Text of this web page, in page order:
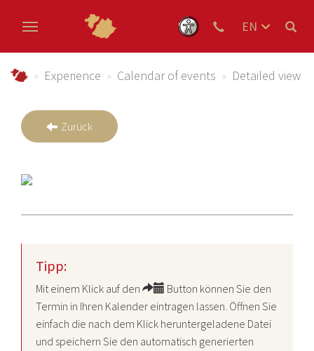
EN
Urlaub im Schmallenberger Sauerland und der
Experience Calendar of events Detailed view
Zurück
Tipp:
Mit einem Klick auf den
Button können Sie den
Termin in Ihren Kalender eintragen lassen. Öffnen Sie
einfach die nach dem Klick heruntergeladene Datei
und speichern Sie den automatisch generierten